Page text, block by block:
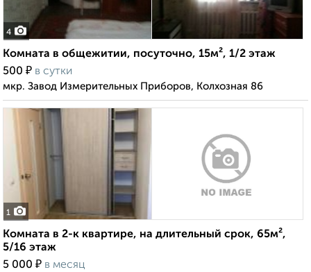
4
Комната в общежитии, посуточно, 15м², 1/2 этаж
500 ₽ в сутки
мкр. Завод Измерительных Приборов, Колхозная 86
1
Комната в 2-к квартире, на длительный срок, 65м²,
5/16 этаж
5 000 ₽ в месяц